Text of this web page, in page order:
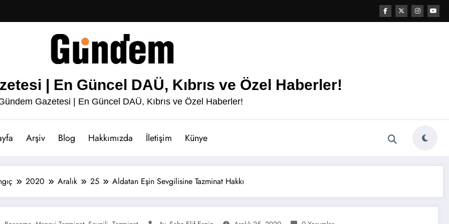
| En Güncel DAÜ, Kıbrıs ve Özel Haberler!
Gazetesi | En Güncel DAÜ, Kıbrıs ve Özel Haberler!
Arşiv Blog Hakkımızda İletişim Künye
2020 Aralık 25 Aldatan Eşin Sevgilisine Tazminat Hakkı